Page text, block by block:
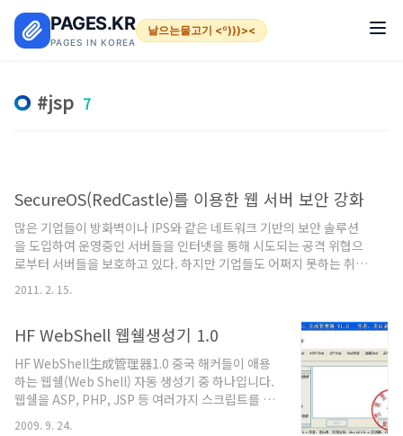
PAGES.KR
PAGES IN KOREA
날으는물고기 <º)))><
jsp 7
SecureOS(RedCastle)를 이용한 웹 서버 보안 강화
많은 기업들이 방화벽이나 IPS와 같은 네트워크 기반의 보안 솔루션
을 도입하여 운영중인 서버들을 인터넷을 통해 시도되는 공격 위협으
로부터 서버들을 보호하고 있다. 하지만 기업들도 어쩌지 못하는 취약
한 구멍이 존재한다. 바로 기업의 홈페이지가 구동중인 웹 서버와 메일
서버다. 그리고 기업들이 운영하는 B2B와 같이 인터넷에 공개할 수
밖에 없는 서버가 존재한다. 그리고 이렇게 인터넷에 공개되는 서비스
들은 대부분 웹서버(TCP/80)로 운영되어 진다. 다른 서비스는 모두
차단되어 있지만 웹서비스를 수행하는 TCP/80은 기업으로서도 어쩔
수 없는 아킬레스건과 같은 존재다. 해커들은 이러한 아킬레스건을 절
대 그냥 두지 않는다. Apache, Tomcat, Weblogic, Webtob,
Jeus 등 수많은 웹 ..
2011. 2. 15.
HF WebShell 웹쉘생성기 1.0
HF WebShell生成管理器1.0 중국 해커들이 애용
하는 웹쉘(Web Shell) 자동 생성기 중 하나입니다.
웹쉘을 ASP, PHP, JSP 등 여러가지 스크립트를 자
동으로 생성해 줍니다. 해킹 및 보안 테스트를 위한
2009. 9. 24.